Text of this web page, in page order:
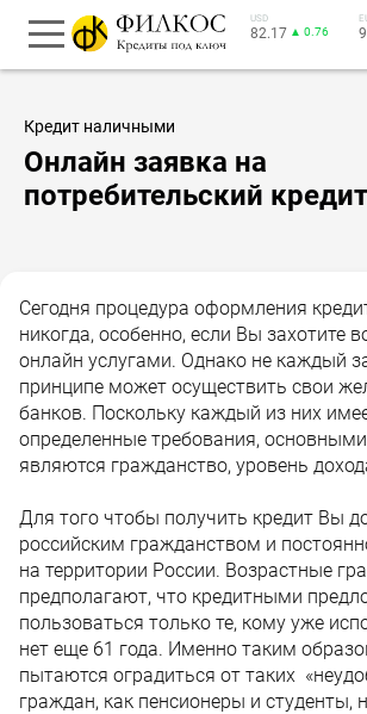
USD
82.17 ▲ 0.76
Кредит наличными
Онлайн заявка на
потребительский кредит
Сегодня процедура оформления
никогда, особенно, если Вы захотите
онлайн услугами. Однако не каждый
принципе может осуществить свои
банков. Поскольку каждый из них
определенные требования,
являются гражданство, уровень
Для того чтобы получить кредит Вы
российским гражданством и
на территории России. Возрастные
предполагают, что кредитными
пользоваться только те, кому уже
нет еще 61 года. Именно таким
пытаются оградиться от таких
граждан, как пенсионеры и студенты,